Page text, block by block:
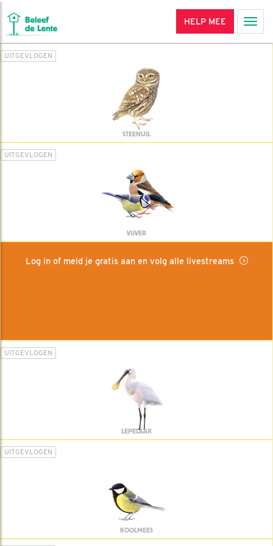
HELP MEE
UITGEVLOGEN
STEENUIL
UITGEVLOGEN
VIJVER
Log in of meld je gratis aan en volg alle livestreams
UITGEVLOGEN
LEPELAAR
UITGEVLOGEN
KOOLMEES